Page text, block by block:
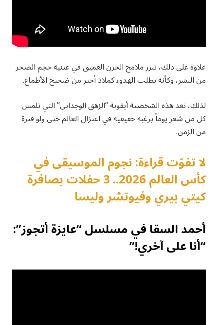
علاوة على ذلك، تبرز ملامح الحزن العميق في عينيه حجم الضجر
من البشر، وكأنه يطلب الهدوء كملاذ أخير من ضجيج الأطماع.
لذلك، تعد هذه الشخصية أيقونة “الزهق الوجداني” التي تلمس
كل من شعر يوماً برغبة حقيقية في اعتزال العالم حتى ولو فترة
من الزمن.
لا تفوّت قراءة: نجوم الموسيقى في
كأس العالم 2026.. 3 حفلات بصافرة
كيتي بيري وفيوتشر وليسا
أحمد السقا في مسلسل “عايزة أتجوز”:
“أنا على آخري!”